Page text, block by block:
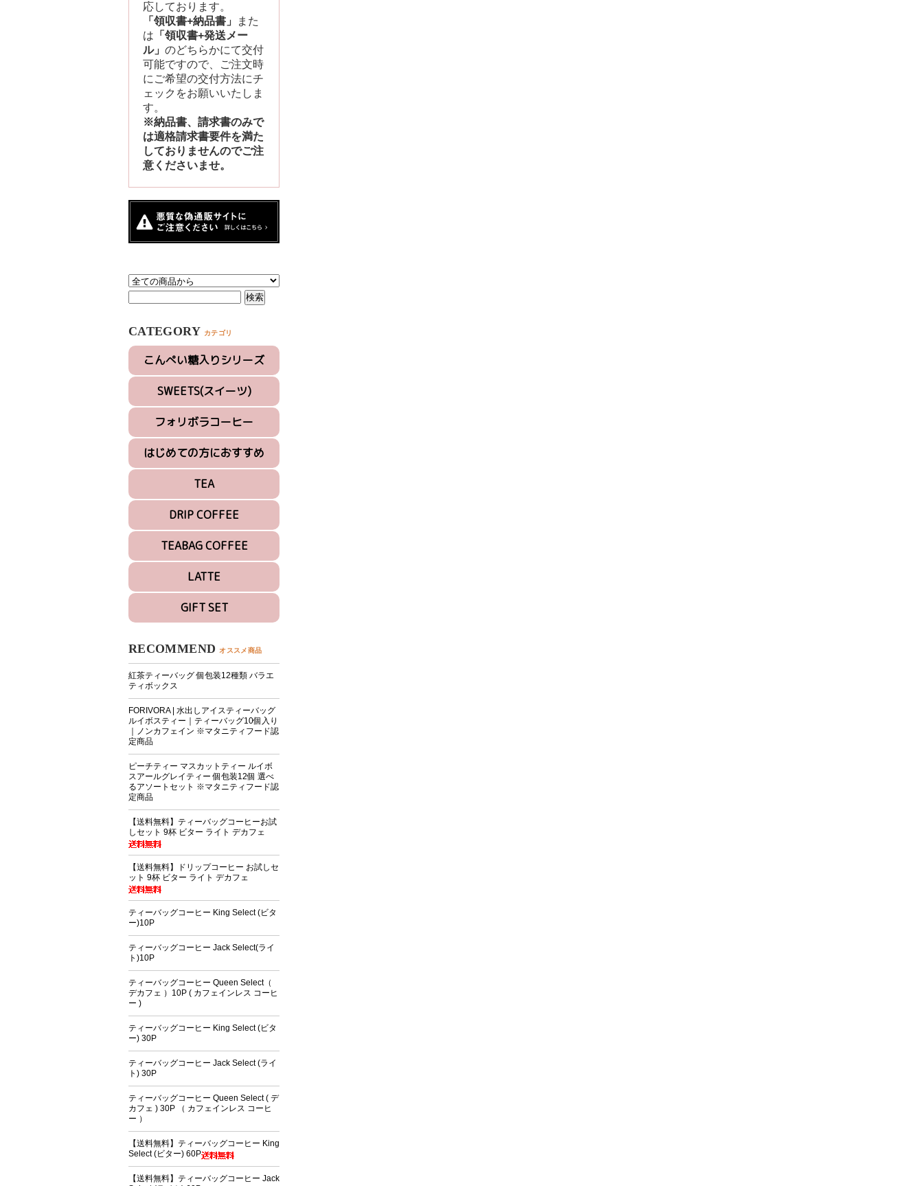
応しております。
「領収書+納品書」
また
は 「領収書+発送メー
ル」 のどちらかにて交付
可能ですので、ご注文時
にご希望の交付方法にチ
ェックをお願いいたしま
す。
※納品書、請求書のみで
は適格請求書要件を満た
しておりませんのでご注
意くださいませ。
CATEGORY カテゴリ
こんぺい糖入りシリーズ
SWEETS(スイーツ)
フォリボラコーヒー
はじめての方におすすめ
TEA
DRIP COFFEE
TEABAG COFFEE
LATTE
GIFT SET
RECOMMEND オススメ商品
紅茶ティーバッグ 個包装12種類 バラエ
ティボックス
FORIVORA | 水出しアイスティーバッグ
ルイボスティー｜ティーバッグ10個入り
｜ノンカフェイン ※マタニティフード認
定商品
ピーチティー マスカットティー ルイボ
スアールグレイティー 個包装12個 選べ
るアソートセット ※マタニティフード認
定商品
【送料無料】ティーバッグコーヒーお試
しセット 9杯 ビター ライト デカフェ
【送料無料】ドリップコーヒー お試しセ
ット 9杯 ビター ライト デカフェ
ティーバッグコーヒー King Select (ビタ
ー)10P
ティーバッグコーヒー Jack Select(ライ
ト)10P
ティーバッグコーヒー Queen Select（
デカフェ ）10P ( カフェインレス コーヒ
ー )
ティーバッグコーヒー King Select (ビタ
ー) 30P
ティーバッグコーヒー Jack Select (ライ
ト) 30P
ティーバッグコーヒー Queen Select ( デ
カフェ ) 30P （ カフェインレス コーヒ
ー ）
【送料無料】ティーバッグコーヒー King
Select (ビター) 60P
【送料無料】ティーバッグコーヒー Jack